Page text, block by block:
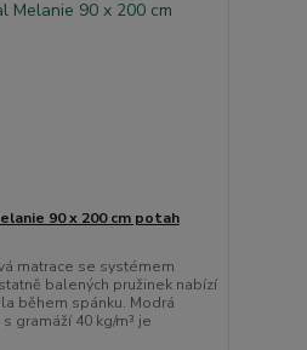
90 x 200 cm potah
matrace se systémem
balených pružinek nabízí
během spánku. Modrá
gramáží 40 kg/m³ je